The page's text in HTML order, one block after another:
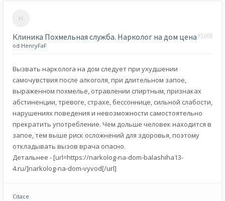
Клиника Похмельная служба. Нарколог на дом цена#1008
od HenryFaF
Вызвать нарколога на дом следует при ухудшении
самочувствия после алкоголя, при длительном запое,
выраженном похмелье, отравлении спиртным, признаках
абстиненции, тревоге, страхе, бессоннице, сильной слабости,
нарушениях поведения и невозможности самостоятельно
прекратить употребление. Чем дольше человек находится в
запое, тем выше риск осложнений для здоровья, поэтому
откладывать вызов врача опасно.
Детальнее - [url=https://narkolog-na-dom-balashiha13-
4.ru/]narkolog-na-dom-vyvod[/url]
Citace